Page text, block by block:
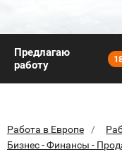
Предлагаю
работу
Работа в Европе
Бизнес - Финансы -